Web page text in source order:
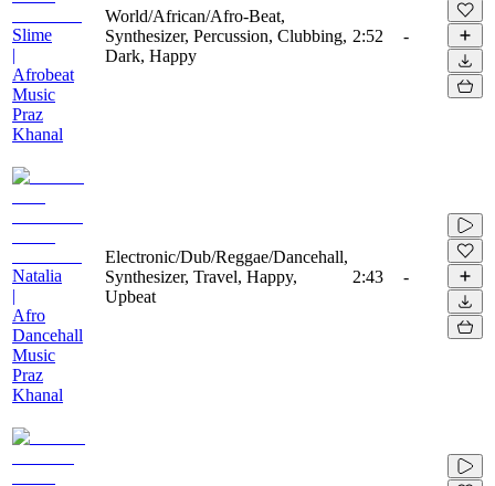
Slime
|
Afrobeat
Music
Praz
Khanal
World/African/Afro-Beat,
Synthesizer, Percussion, Clubbing,
Dark, Happy
2:52 -
Natalia
|
Afro
Dancehall
Music
Praz
Khanal
Electronic/Dub/Reggae/Dancehall,
Synthesizer, Travel, Happy,
Upbeat
2:43 -